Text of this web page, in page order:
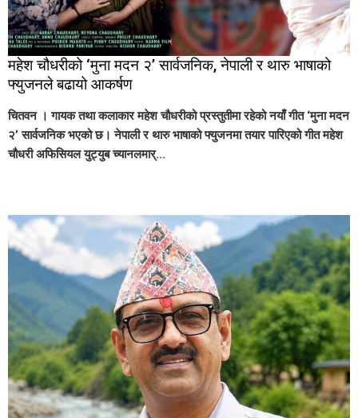
महेश चौधरीको ‘मुना मदन २’ सार्वजनिक, नेपाली र थारु भाषाको
फ्युजनले बढायो आकर्षण
चितवन । गायक तथा कलाकार महेश चौधरीको प्रस्तुतीमा रहेको नयाँ गीत ‘मुना मदन
२’ सार्वजनिक भएको छ। नेपाली र थारु भाषाको फ्युजनमा तयार पारिएको गीत महेश
चौधरी अफिसियल युट्युब च्यानलमार्...